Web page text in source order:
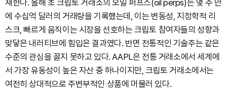
재한다. 올해 초 크립토 거래소의 오일 퍼프스(oil perps)는 몇 주 만
에 수십억 달러의 거래량을 기록했는데, 이는 변동성, 지정학적 리
스크, 빠르게 움직이는 시장을 선호하는 크립토 참여자들의 성향과
맞닿은 내러티브에 힘입은 결과였다. 반면 전통적인 기술주는 같은
수준의 관심을 끌지 못하고 있다. AAPL은 전통 거래소에서 세계에
서 가장 유동성이 높은 자산 중 하나이지만, 크립토 거래소에서는
여전히 상대적으로 주변부적인 상품에 머물러 있다.